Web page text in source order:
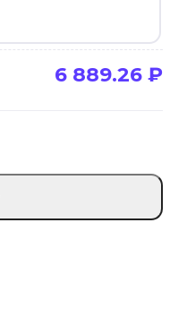
6 889.26 ₽